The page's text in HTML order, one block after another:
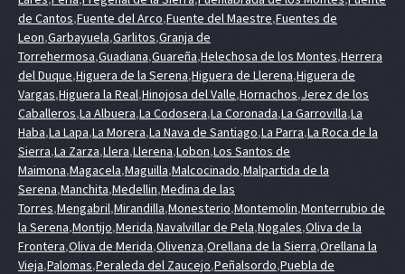
de Cantos,Fuente del Arco,Fuente del Maestre,Fuentes de
Leon,Garbayuela,Garlitos,Granja de
Torrehermosa,Guadiana,Guareña,Helechosa de los Montes,Herrera
del Duque,Higuera de la Serena,Higuera de Llerena,Higuera de
Vargas,Higuera la Real,Hinojosa del Valle,Hornachos,Jerez de los
Caballeros,La Albuera,La Codosera,La Coronada,La Garrovilla,La
Haba,La Lapa,La Morera,La Nava de Santiago,La Parra,La Roca de la
Sierra,La Zarza,Llera,Llerena,Lobon,Los Santos de
Maimona,Magacela,Maguilla,Malcocinado,Malpartida de la
Serena,Manchita,Medellin,Medina de las
Torres,Mengabril,Mirandilla,Monesterio,Montemolin,Monterrubio de
la Serena,Montijo,Merida,Navalvillar de Pela,Nogales,Oliva de la
Frontera,Oliva de Merida,Olivenza,Orellana de la Sierra,Orellana la
Vieja,Palomas,Peraleda del Zaucejo,Peñalsordo,Puebla de